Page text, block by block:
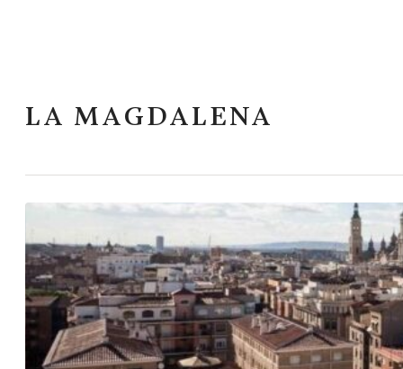
LA MAGDALENA